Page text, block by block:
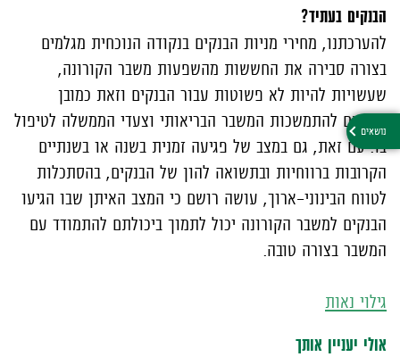
הבנקים בעתיד?
להערכתנו, מחירי מניות הבנקים בנקודה הנוכחית מגלמים
בצורה סבירה את החששות מהשפעות משבר הקורונה,
שעשויות להיות לא פשוטות עבור הבנקים וזאת כמובן
בהתאם להתמשכות המשבר הבריאותי וצעדי הממשלה לטיפול
בו. עם זאת, גם במצב של פגיעה זמנית בשנה או בשנתיים
הקרובות ברווחיות ובתשואה להון של הבנקים, בהסתכלות
לטווח הבינוני-ארוך, עושה רושם כי המצב האיתן שבו הגיעו
הבנקים למשבר הקורונה יכול לתמוך ביכולתם להתמודד עם
המשבר בצורה טובה.
גילוי נאות
אולי יעניין אותך